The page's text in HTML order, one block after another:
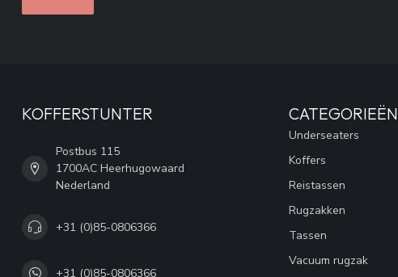
KOFFERSTUNTER
Postbus 115
1700AC Heerhugowaard
Nederland
+31 (0)85-0806366
+31 (0)85-0806366
CATEGORIEËN
Underseaters
Koffers
Reistassen
Rugzakken
Tassen
Vacuum rugzak